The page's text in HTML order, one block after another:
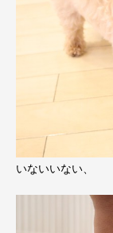
いないいない、